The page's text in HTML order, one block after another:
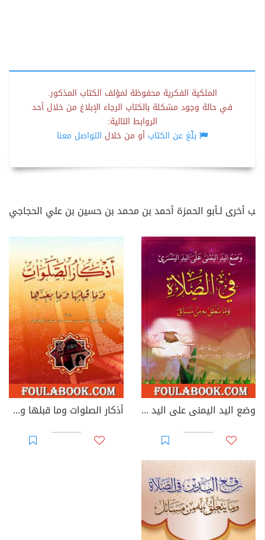
الملكية الفكرية محفوظة لمؤلف الكتاب المذكور.
في حالة وجود مشكلة بالكتاب الرجاء الإبلاغ من خلال أحد
الروابط التالية:
بلّغ عن الكتاب أو من خلال التواصل معنا
كتب أخرى لـأبو الحمزة أحمد بن محمد بن حسين بن علي الحجاجي
وضع اليد اليمنى على اليد اليسرى في الصلاة وما يتعلق به من مسائل أذكار الصلوات وما قبلها وما بعدها